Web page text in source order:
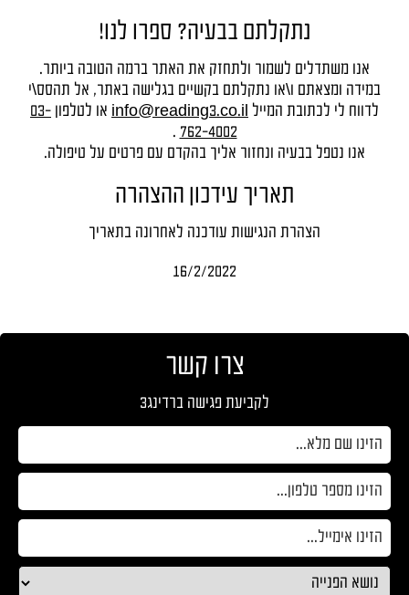
צרו קשר
לקביעת פגישה ברדינג3
אנא
מלאו
את
טופס
קשר
נתקלתם בבעיה? ספרו לנו!
אנו משתדלים לשמור ולתחזק את האתר ברמה הטובה ביותר.
במידה ומצאתם ו\או נתקלתם בקשיים בגלישה באתר, אל תהסס\י
לדווח לי לכתובת המייל info@reading3.co.il או לטלפון 03-
762-4002
.
אנו נטפל בבעיה ונחזור אליך בהקדם עם פרטים על טיפולה.
תאריך עידכון ההצהרה
הצהרת הנגישות עודכנה לאחרונה בתאריך
16/2/2022